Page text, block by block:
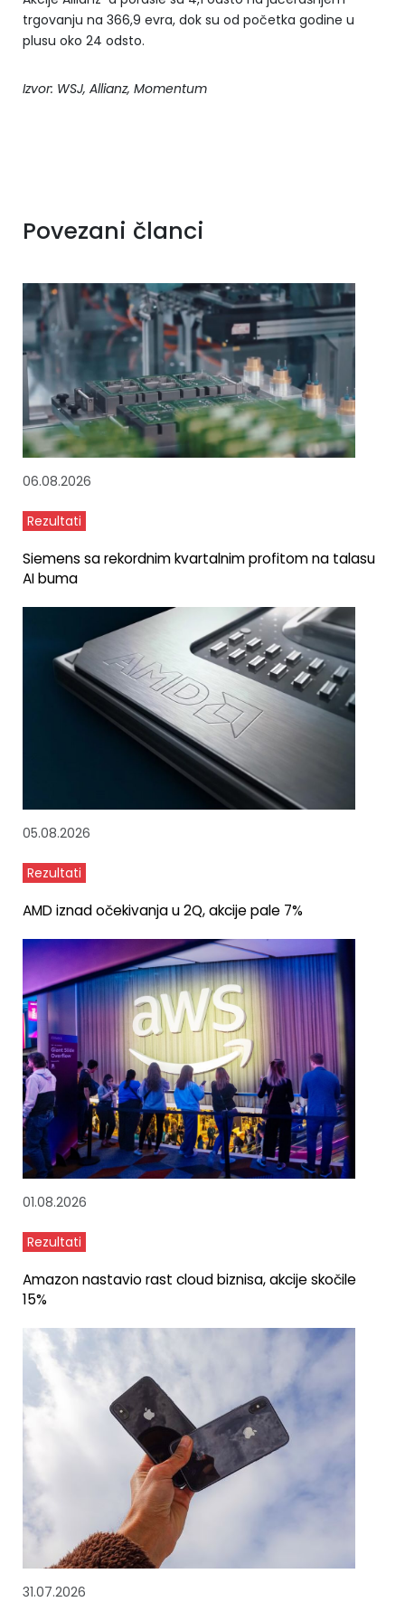
trgovanju na 366,9 evra, dok su od početka godine u
plusu oko 24 odsto.
Izvor: WSJ, Allianz, Momentum
Povezani članci
06.08.2026
Rezultati
Siemens sa rekordnim kvartalnim profitom na talasu
AI buma
05.08.2026
Rezultati
AMD iznad očekivanja u 2Q, akcije pale 7%
01.08.2026
Rezultati
Amazon nastavio rast cloud biznisa, akcije skočile
15%
31.07.2026